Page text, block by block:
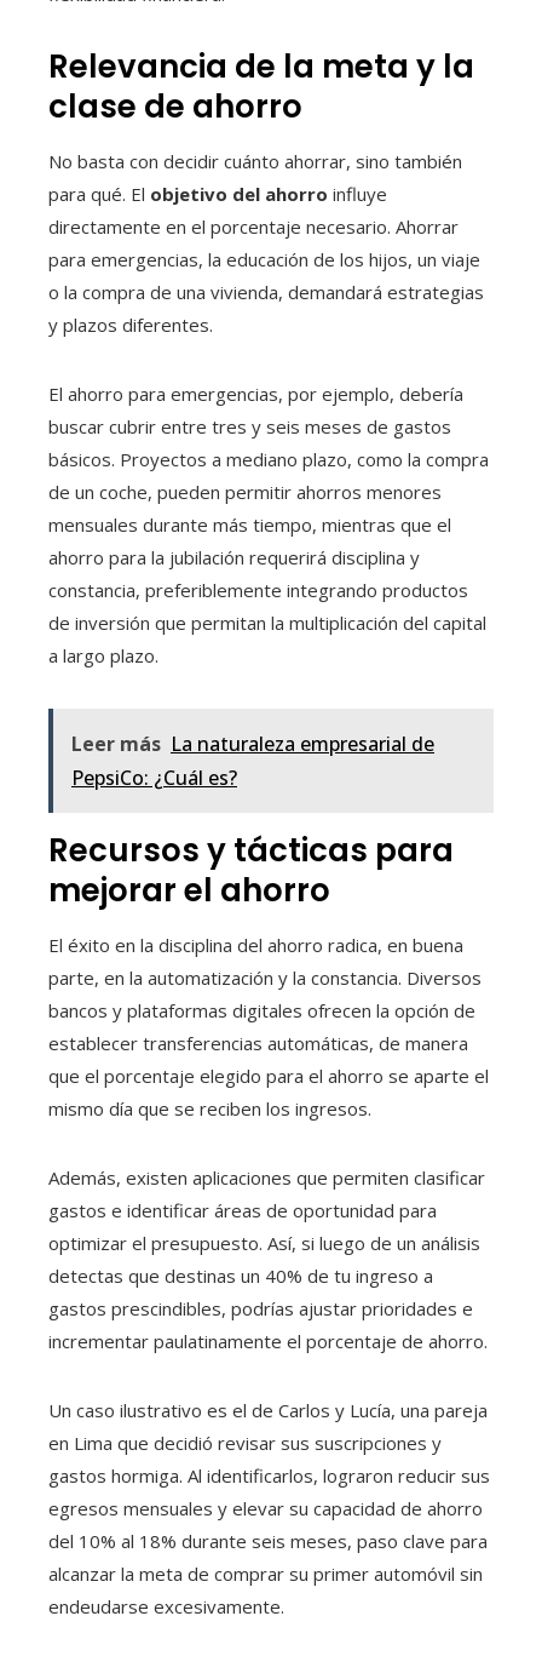
Relevancia de la meta y la
clase de ahorro
No basta con decidir cuánto ahorrar, sino también
para qué. El objetivo del ahorro influye
directamente en el porcentaje necesario. Ahorrar
para emergencias, la educación de los hijos, un viaje
o la compra de una vivienda, demandará estrategias
y plazos diferentes.
El ahorro para emergencias, por ejemplo, debería
buscar cubrir entre tres y seis meses de gastos
básicos. Proyectos a mediano plazo, como la compra
de un coche, pueden permitir ahorros menores
mensuales durante más tiempo, mientras que el
ahorro para la jubilación requerirá disciplina y
constancia, preferiblemente integrando productos
de inversión que permitan la multiplicación del capital
a largo plazo.
Leer más La naturaleza empresarial de
PepsiCo: ¿Cuál es?
Recursos y tácticas para
mejorar el ahorro
El éxito en la disciplina del ahorro radica, en buena
parte, en la automatización y la constancia. Diversos
bancos y plataformas digitales ofrecen la opción de
establecer transferencias automáticas, de manera
que el porcentaje elegido para el ahorro se aparte el
mismo día que se reciben los ingresos.
Además, existen aplicaciones que permiten clasificar
gastos e identificar áreas de oportunidad para
optimizar el presupuesto. Así, si luego de un análisis
detectas que destinas un 40% de tu ingreso a
gastos prescindibles, podrías ajustar prioridades e
incrementar paulatinamente el porcentaje de ahorro.
Un caso ilustrativo es el de Carlos y Lucía, una pareja
en Lima que decidió revisar sus suscripciones y
gastos hormiga. Al identificarlos, lograron reducir sus
egresos mensuales y elevar su capacidad de ahorro
del 10% al 18% durante seis meses, paso clave para
alcanzar la meta de comprar su primer automóvil sin
endeudarse excesivamente.